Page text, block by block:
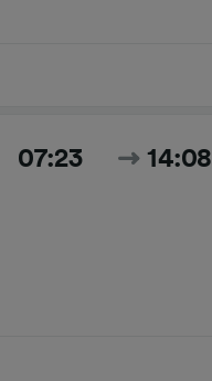
07:23 14:08